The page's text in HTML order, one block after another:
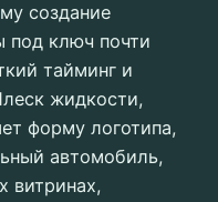
создание
под ключ почти
тайминг и
жидкости,
форму логотипа,
автомобиль,
витринах,